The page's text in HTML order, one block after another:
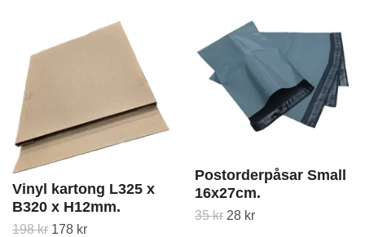
Vinyl kartong L325 x
B320 x H12mm.
198 kr 178 kr
Postorderpåsar Small
16x27cm.
35 kr 28 kr